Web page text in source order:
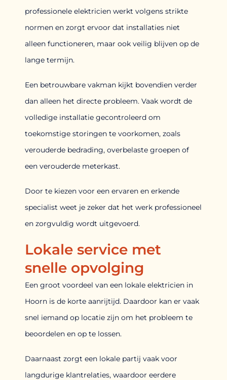
professionele elektricien werkt volgens strikte
normen en zorgt ervoor dat installaties niet
alleen functioneren, maar ook veilig blijven op de
lange termijn.
Een betrouwbare vakman kijkt bovendien verder
dan alleen het directe probleem. Vaak wordt de
volledige installatie gecontroleerd om
toekomstige storingen te voorkomen, zoals
verouderde bedrading, overbelaste groepen of
een verouderde meterkast.
Door te kiezen voor een ervaren en erkende
specialist weet je zeker dat het werk professioneel
en zorgvuldig wordt uitgevoerd.
Lokale service met
snelle opvolging
Een groot voordeel van een lokale elektricien in
Hoorn is de korte aanrijtijd. Daardoor kan er vaak
snel iemand op locatie zijn om het probleem te
beoordelen en op te lossen.
Daarnaast zorgt een lokale partij vaak voor
langdurige klantrelaties, waardoor eerdere